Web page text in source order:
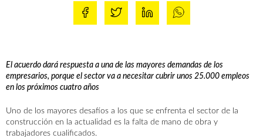
El acuerdo dará respuesta a una de las mayores demandas de los
empresarios, porque el sector va a necesitar cubrir unos 25.000 empleos
en los próximos cuatro años
Uno de los mayores desafíos a los que se enfrenta el sector de la
construcción en la actualidad es la falta de mano de obra y
trabajadores cualificados.